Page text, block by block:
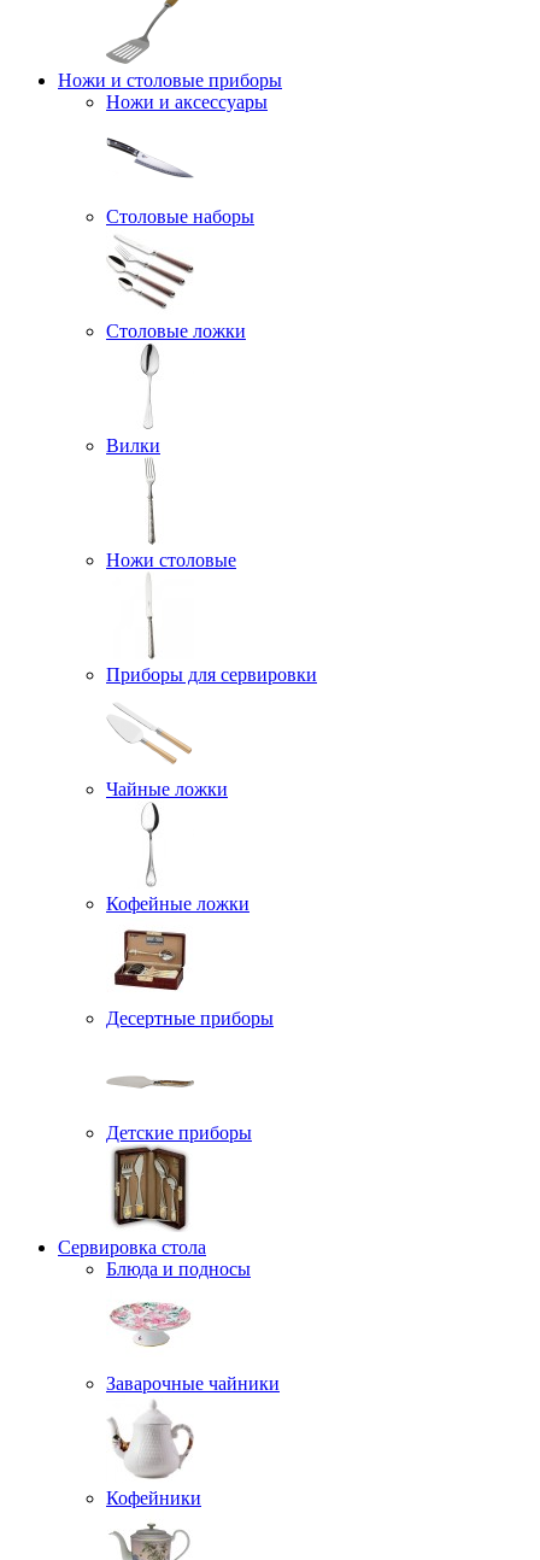
Ножи и столовые приборы
Ножи и аксессуары
Столовые наборы
Столовые ложки
Вилки
Ножи столовые
Приборы для сервировки
Чайные ложки
Кофейные ложки
Десертные приборы
Детские приборы
Сервировка стола
Блюда и подносы
Заварочные чайники
Кофейники